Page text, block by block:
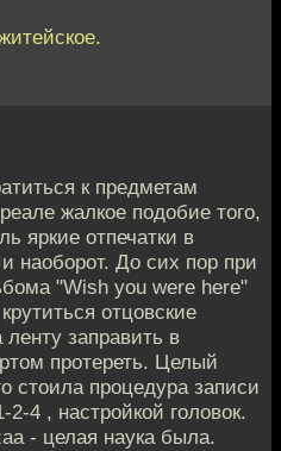
к предметам
жалкое подобие того,
яркие отпечатки в
наоборот. До сих пор при
"Wish you were here"
отцовские
заправить в
протереть. Целый
стоила процедура записи
4 , настройкой головок.
- целая наука была.